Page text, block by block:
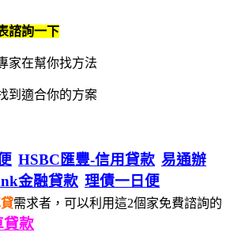
諮詢一下
家在幫你找方法
到適合你的方案
HSBC匯豐-信用貸款 易通辦
金融貸款 理債一日便
需求者，可以利用這2個家免費諮詢的
貸款